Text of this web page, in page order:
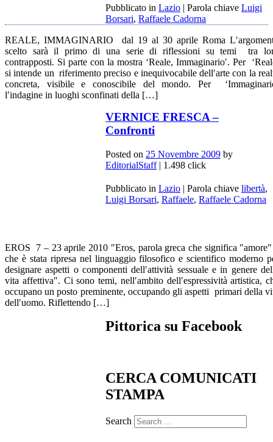
REALE, IMMAGINARIO dal 19 al 30 aprile Roma
scelto sarà il primo di una serie di riflessioni su temi tra
contrapposti. Si parte con la mostra ‘Reale, Immaginario′. Per
si intende un riferimento preciso e inequivocabile dell′arte con la
concreta, visibile e conoscibile del mondo. Per
l′indagine in luoghi sconfinati della […]
EROS 7 – 23 aprile 2010 ″Eros, parola greca che significa
che è stata ripresa nel linguaggio filosofico e scientifico moderno
designare aspetti o componenti dell′attività sessuale e in genere
vita affettiva″. Ci sono temi, nell′ambito dell′espressività artistica,
occupano un posto preminente, occupando gli aspetti primari della
dell′uomo. Riflettendo […]
Pubblicato in Lazio | Parola chiave Luigi
Borsari, Raffaele Cadorna
VERNICE FRESCA –
Confronti
Posted on 25 Novembre 2009 by
EditorialStaff| 1.498 click
Pubblicato in Lazio | Parola chiave libertà,
Luigi Borsari, Raffaele, Raffaele Cadorna
Pittorica su Facebook
CERCA COMUNICATI
STAMPA
Search